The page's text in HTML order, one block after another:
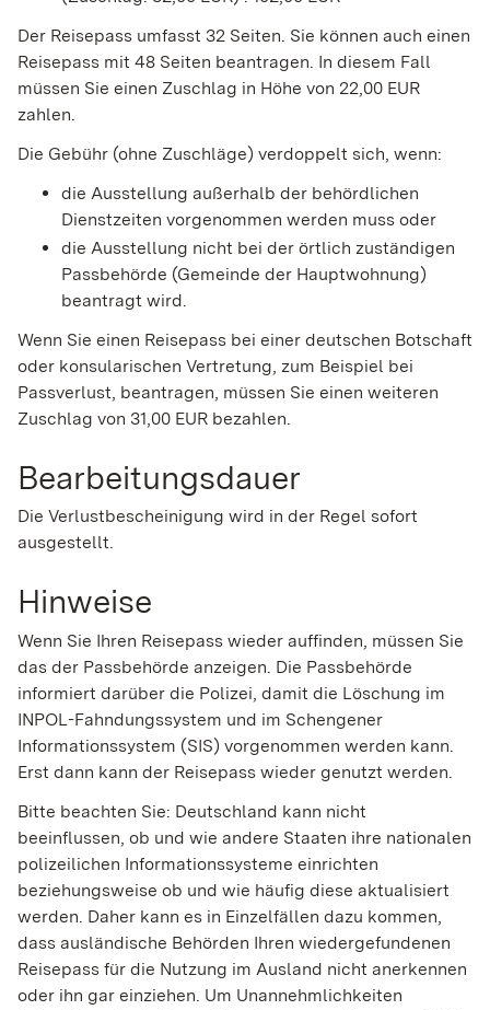
Der Reisepass umfasst 32 Seiten. Sie können auch einen
Reisepass mit 48 Seiten beantragen. In diesem Fall
müssen Sie einen Zuschlag in Höhe von 22,00 EUR
zahlen.
Die Gebühr (ohne Zuschläge) verdoppelt sich, wenn:
die Ausstellung außerhalb der behördlichen
Dienstzeiten vorgenommen werden muss oder
die Ausstellung nicht bei der örtlich zuständigen
Passbehörde (Gemeinde der Hauptwohnung)
beantragt wird.
Wenn Sie einen Reisepass bei einer deutschen Botschaft
oder konsularischen Vertretung, zum Beispiel bei
Passverlust, beantragen, müssen Sie einen weiteren
Zuschlag von 31,00 EUR bezahlen.
Bearbeitungsdauer
Die Verlustbescheinigung wird in der Regel sofort
ausgestellt.
Hinweise
Wenn Sie Ihren Reisepass wieder auffinden, müssen Sie
das der Passbehörde anzeigen. Die Passbehörde
informiert darüber die Polizei, damit die Löschung im
INPOL-Fahndungssystem und im Schengener
Informationssystem (SIS) vorgenommen werden kann.
Erst dann kann der Reisepass wieder genutzt werden.
Bitte beachten Sie: Deutschland kann nicht
beeinflussen, ob und wie andere Staaten ihre nationalen
polizeilichen Informationssysteme einrichten
beziehungsweise ob und wie häufig diese aktualisiert
werden. Daher kann es in Einzelfällen dazu kommen,
dass ausländische Behörden Ihren wiedergefundenen
Reisepass für die Nutzung im Ausland nicht anerkennen
oder ihn gar einziehen. Um Unannehmlichkeiten